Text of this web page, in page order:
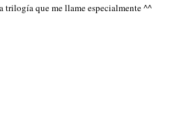
trilogía que me llame especialmente ^^